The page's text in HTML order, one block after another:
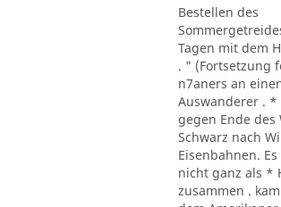
Bestellen des
Tagen mit dem
. " (Fortsetzung
n7aners an
Auswanderer . *
gegen Ende des
Schwarz nach
Eisenbahnen.
nicht ganz als *
zusammen .